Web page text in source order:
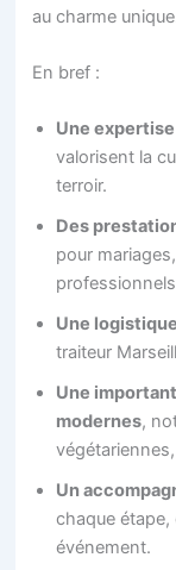
au charme
En bref :
Une
valorisent la
terroir.
Des
pour
Une
traiteur
Une
modernes,
Un
chaque
événement.